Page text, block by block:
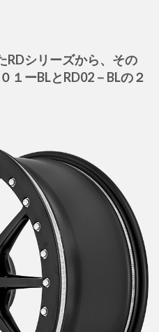
RDシリーズから、その
１ーBLとRD02－BLの２